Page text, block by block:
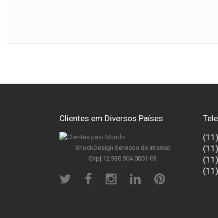
SuperlabBruna
Clientes em Diversos Países
ShockDesign Serviços de Internet
Cnpj:12.930.904.0001-03